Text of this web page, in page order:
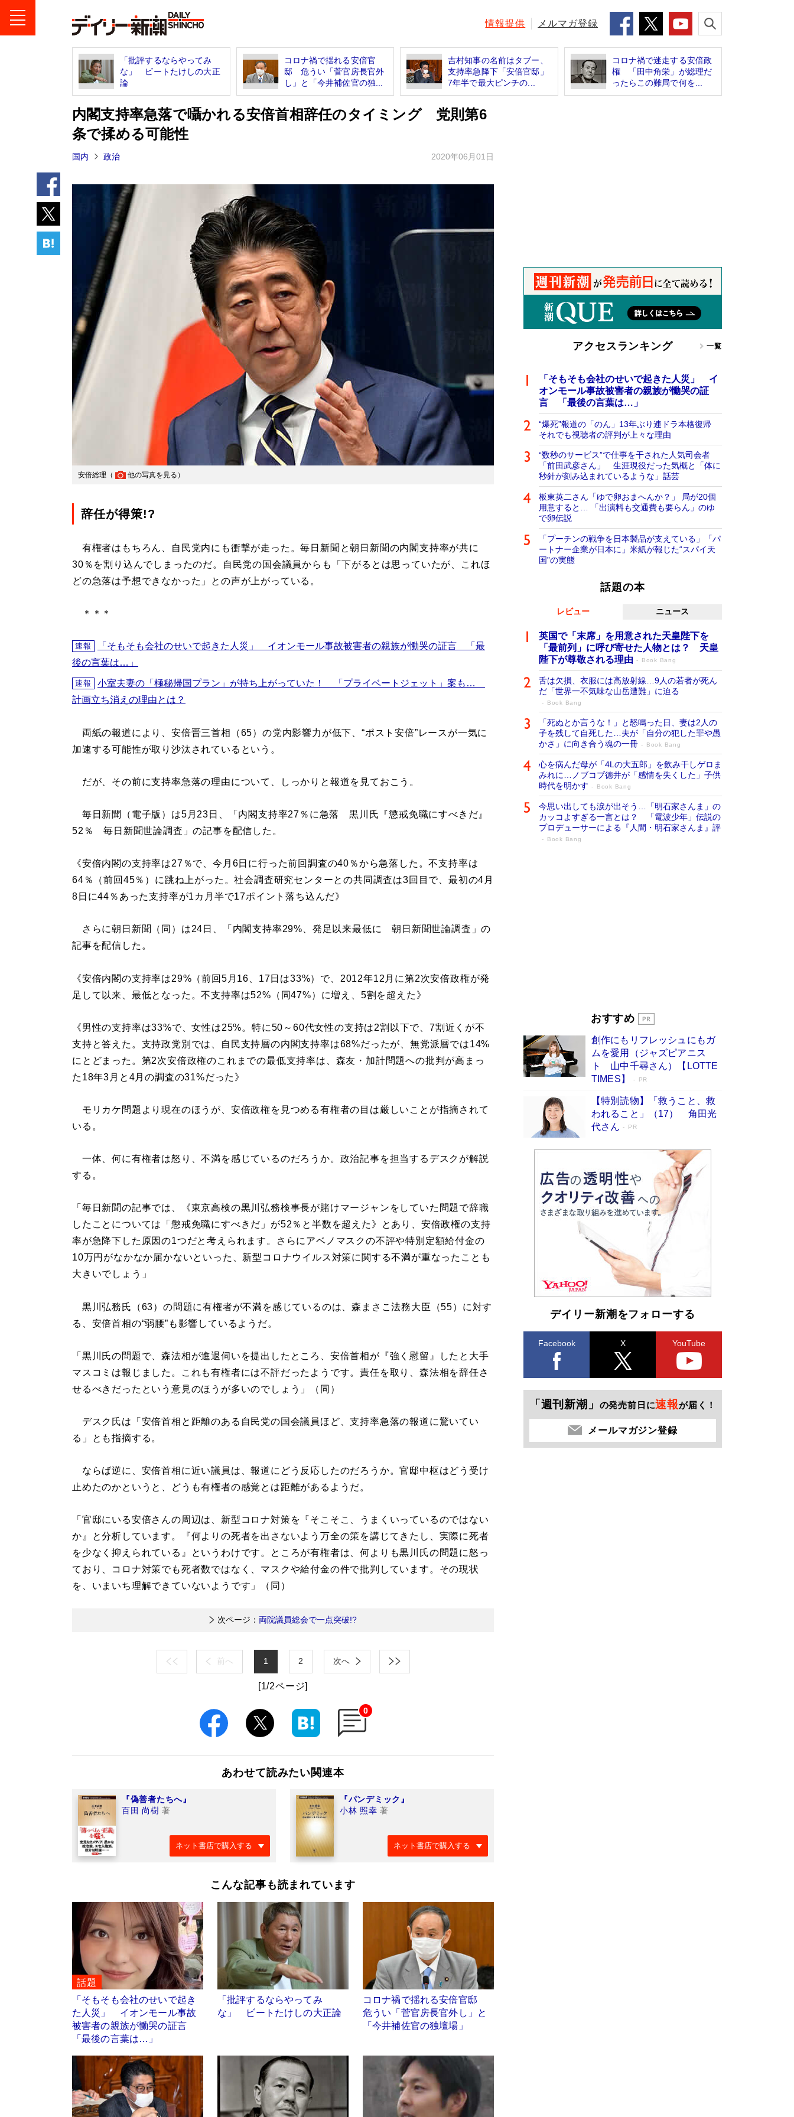
情報提供 メルマガ登録
「批評するならやってみ
な」 ビートたけしの大正
論
コロナ禍で揺れる安倍官
邸 危うい「菅官房長官外
し」と「今井補佐官の独...
吉村知事の名前はタブー、
支持率急降下「安倍官邸」
7年半で最大ピンチの...
コロナ禍で迷走する安倍政
権 「田中角栄」が総理だ
ったらこの難局で何を...
内閣支持率急落で囁かれる安倍首相辞任のタイミング 党則第6
条で揉める可能性
国内 政治 2020年06月01日
安倍総理（ 他の写真を見る ）
辞任が得策!?
有権者はもちろん、自民党内にも衝撃が走った。毎日新聞と朝日新聞の内閣支持率が共に
30％を割り込んでしまったのだ。自民党の国会議員からも「下がるとは思っていたが、これほ
どの急落は予想できなかった」との声が上がっている。
＊＊＊
速報
「そもそも会社のせいで起きた人災」 イオンモール事故被害者の親族が慟哭の証言 「最
後の言葉は…」
速報
小室夫妻の「極秘帰国プラン」が持ち上がっていた！ 「プライベートジェット」案も…
計画立ち消えの理由とは？
両紙の報道により、安倍晋三首相（65）の党内影響力が低下、“ポスト安倍”レースが一気に
加速する可能性が取り沙汰されているという。
だが、その前に支持率急落の理由について、しっかりと報道を見ておこう。
毎日新聞（電子版）は5月23日、「内閣支持率27％に急落 黒川氏『懲戒免職にすべきだ』
52％ 毎日新聞世論調査」の記事を配信した。
《安倍内閣の支持率は27％で、今月6日に行った前回調査の40％から急落した。不支持率は
64％（前回45％）に跳ね上がった。社会調査研究センターとの共同調査は3回目で、最初の4月
8日に44％あった支持率が1カ月半で17ポイント落ち込んだ》
さらに朝日新聞（同）は24日、「内閣支持率29%、発足以来最低に 朝日新聞世論調査」の
記事を配信した。
《安倍内閣の支持率は29%（前回5月16、17日は33%）で、2012年12月に第2次安倍政権が発
足して以来、最低となった。不支持率は52%（同47%）に増え、5割を超えた》
《男性の支持率は33%で、女性は25%。特に50～60代女性の支持は2割以下で、7割近くが不
支持と答えた。支持政党別では、自民支持層の内閣支持率は68%だったが、無党派層では14%
にとどまった。第2次安倍政権のこれまでの最低支持率は、森友・加計問題への批判が高まっ
た18年3月と4月の調査の31%だった》
モリカケ問題より現在のほうが、安倍政権を見つめる有権者の目は厳しいことが指摘されて
いる。
一体、何に有権者は怒り、不満を感じているのだろうか。政治記事を担当するデスクが解説
する。
「毎日新聞の記事では、《東京高検の黒川弘務検事長が賭けマージャンをしていた問題で辞職
したことについては「懲戒免職にすべきだ」が52％と半数を超えた》とあり、安倍政権の支持
率が急降下した原因の1つだと考えられます。さらにアベノマスクの不評や特別定額給付金の
10万円がなかなか届かないといった、新型コロナウイルス対策に関する不満が重なったことも
大きいでしょう」
黒川弘務氏（63）の問題に有権者が不満を感じているのは、森まさこ法務大臣（55）に対す
る、安倍首相の“弱腰”も影響しているようだ。
「黒川氏の問題で、森法相が進退伺いを提出したところ、安倍首相が『強く慰留』したと大手
マスコミは報じました。これも有権者には不評だったようです。責任を取り、森法相を辞任さ
せるべきだったという意見のほうが多いのでしょう」（同）
デスク氏は「安倍首相と距離のある自民党の国会議員ほど、支持率急落の報道に驚いてい
る」とも指摘する。
ならば逆に、安倍首相に近い議員は、報道にどう反応したのだろうか。官邸中枢はどう受け
止めたのかというと、どうも有権者の感覚とは距離があるようだ。
「官邸にいる安倍さんの周辺は、新型コロナ対策を『そこそこ、うまくいっているのではない
か』と分析しています。『何よりの死者を出さないよう万全の策を講じてきたし、実際に死者
を少なく抑えられている』というわけです。ところが有権者は、何よりも黒川氏の問題に怒っ
ており、コロナ対策でも死者数ではなく、マスクや給付金の件で批判しています。その現状
を、いまいち理解できていないようです」（同）
次ページ： 両院議員総会で一点突破!?
前へ 1 2 次へ
[1/2ページ]
0
あわせて読みたい関連本
『偽善者たちへ』
百田 尚樹 著
ネット書店で購入する
『パンデミック』
小林 照幸 著
ネット書店で購入する
こんな記事も読まれています
話題
「そもそも会社のせいで起き
た人災」 イオンモール事故
被害者の親族が慟哭の証言
「最後の言葉は…」
「批評するならやってみ
な」 ビートたけしの大正論
コロナ禍で揺れる安倍官邸
危うい「菅官房長官外し」と
「今井補佐官の独壇場」
アクセスランキング 一覧
「そもそも会社のせいで起きた人災」 イ
オンモール事故被害者の親族が慟哭の証
言 「最後の言葉は…」
“爆死”報道の「のん」13年ぶり連ドラ本格復帰
それでも視聴者の評判が上々な理由
“数秒のサービス”で仕事を干された人気司会者
「前田武彦さん」 生涯現役だった気概と「体に
秒針が刻み込まれているような」話芸
板東英二さん「ゆで卵おまへんか？」 局が20個
用意すると… 「出演料も交通費も要らん」のゆ
で卵伝説
「プーチンの戦争を日本製品が支えている」「パ
ートナー企業が日本に」米紙が報じた“スパイ天
国”の実態
話題の本
レビュー ニュース
英国で「末席」を用意された天皇陛下を
「最前列」に呼び寄せた人物とは？ 天皇
陛下が尊敬される理由
Book Bang
舌は欠損、衣服には高放射線…9人の若者が死ん
だ「世界一不気味な山岳遭難」に迫る
Book Bang
「死ぬとか言うな！」と怒鳴った日、妻は2人の
子を残して自死した…夫が「自分の犯した罪や愚
かさ」に向き合う魂の一冊
Book Bang
心を病んだ母が「4Lの大五郎」を飲み干しゲロま
みれに…ノブコブ徳井が「感情を失くした」子供
時代を明かす
Book Bang
今思い出しても涙が出そう…「明石家さんま」の
カッコよすぎる一言とは？ 「電波少年」伝説の
プロデューサーによる『人間・明石家さんま』評
Book Bang
俳優・高嶋政伸が家族に教わった“人を育てるコ
東野圭吾、伊坂幸太郎の人気シリーズ最新作どち
らも文庫化 映画化された直木賞受賞作もランク
イン［文庫ベストセラー］
Book Bang
おすすめ
創作にもリフレッシュにもガ
ムを愛用（ジャズピアニス
ト 山中千尋さん）【LOTTE
TIMES】
PR
【特別読物】「救うこと、救
われること」（17） 角田光
代さん
PR
デイリー新潮をフォローする
Facebook X YouTube
「週刊新潮」 の発売前日に速報が届く！
メールマガジン登録